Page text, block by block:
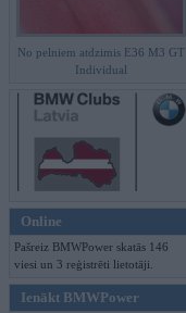
No pelniem atdzimis E36 M3 GT
Individual
Online
Pašreiz BMWPower skatās 146
viesi un 3 reģistrēti lietotāji.
Ienākt BMWPower